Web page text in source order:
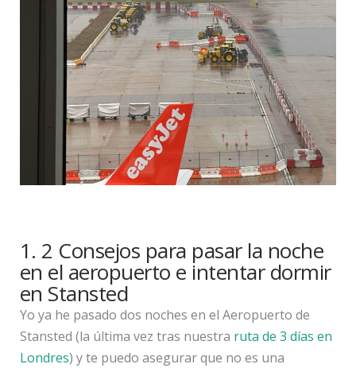
1. 2 Consejos para pasar la noche
en el aeropuerto e intentar dormir
en Stansted
Yo ya he pasado dos noches en el Aeropuerto de
Stansted (la última vez tras nuestra ruta de 3 días en
Londres) y te puedo asegurar que no es una